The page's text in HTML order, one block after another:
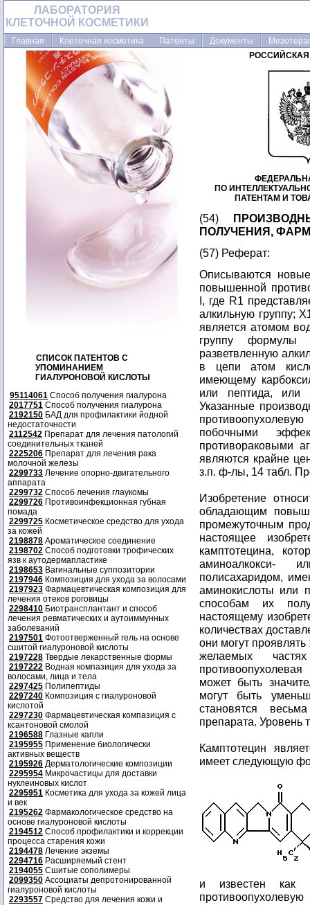
ЛАБОРАТОРИЯ
КЛЕТОЧНОЙ КОСМЕТИКИ
Главная Клеточная косметика Патенты Документы
СПИСОК ПАТЕНТОВ С
УПОМИНАНИЕМ
ГИАЛУРОНОВОЙ КИСЛОТЫ
95114061 Способ получения гиалурона
2017751 Способ получения гиалурона
2192150 БАД для профилактики йодной
недостаточности
2112542 Препарат для лечения патологий
соединительных тканей
2225206 Препарат для лечения рака
молочной железы
2299733 Лечение опорно-двигательного
аппарата
2299732 Способ лечения глаукомы
2299726 Противоинфекционная губная
помада
2299725 Косметическое средство для ухода
за кожей
2198878 Ароматическое соединение
2198702 Способ подготовки трофических
язв к аутодермапластике
2198653 Вагинальные суппозитории
2197946 Композиция для ухода за волосами
2197923 Фармацевтическая композиция для
лечения отеков роговицы
2298410 Биотрансплантант и способ
лечения ревматических и аутоиммунных
заболеваний
2197501 Фотоотверженный гель на основе
сшитой гиалуроновой кислоты
2197228 Твердые лекарственные формы
2197222 Водная компазиция для ухода за
волосами, лица и тела
2297425 Полипептиды
2297240 Композиция с гиалуроновой
кислотой
2297230 Фармацевтическая компазиция с
ксантоновой смолой
2196588 Глазные капли
2195955 Применение биологически
активных веществ
2195926 Дерматологические композиции
2295954 Микрочастицы для доставки
нуклеиновых кислот
2295951 Косметика для ухода за кожей лица
и век
2195262 Фармакологическое средство на
основе гиалуроновой кислоты
2194512 Способ профилактики и коррекции
процесса старения кожи
2194478 Лечение экземы
2294716 Расширяемый стент
2194055 Сшитые сополимеры
2099350 Ассоциаты депротонированной
гиалуроновой кислоты
2293557 Средство для лечения кожи и
ПО
ПАТЕНТАМ И
(54)
ПОЛУЧЕНИЯ,
(57) Реферат:
Описываются
повышенной
I, где R1
алкильную группу;
является атомом
группу
разветвленную
в цепи атом
имеющему
или пептида, или
Указанные
побочными
противораковыми
являются крайне
з.п. ф-лы, 14 табл.
Изобретение
обладающим
промежуточным
настоящее
камптотецина,
аминоалкокси-
полисахаридом,
аминокислоты или
способам их
настоящему
количествах
они могут
желаемых
может быть
могут быть
становятся
препарата. Уровень
Камптотецин
имеет следующую
и известен как